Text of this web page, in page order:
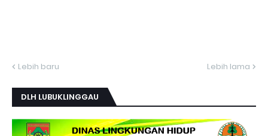
Lebih baru Lebih lama
DLH LUBUKLINGGAU